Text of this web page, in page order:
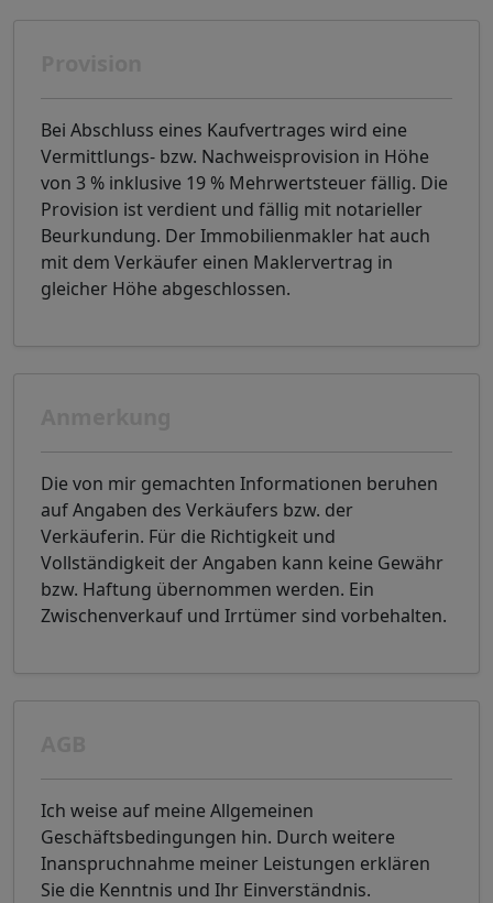
Bei Abschluss eines Kaufvertrages wird eine
Vermittlungs- bzw. Nachweisprovision in Höhe
von 3 % inklusive 19 % Mehrwertsteuer fällig. Die
Provision ist verdient und fällig mit notarieller
Beurkundung. Der Immobilienmakler hat auch
mit dem Verkäufer einen Maklervertrag in
gleicher Höhe abgeschlossen.
Die von mir gemachten Informationen beruhen
auf Angaben des Verkäufers bzw. der
Verkäuferin. Für die Richtigkeit und
Vollständigkeit der Angaben kann keine Gewähr
bzw. Haftung übernommen werden. Ein
Zwischenverkauf und Irrtümer sind vorbehalten.
Ich weise auf meine Allgemeinen
Geschäftsbedingungen hin. Durch weitere
Inanspruchnahme meiner Leistungen erklären
Sie die Kenntnis und Ihr Einverständnis.